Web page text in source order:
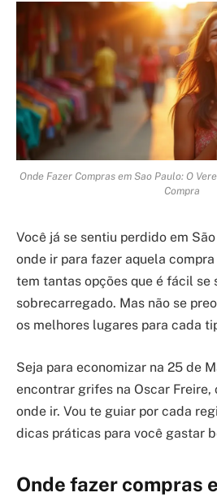
Onde Fazer Compras em Sao Paulo: O
Compra
Você já se sentiu perdido em
onde ir para fazer aquela
tem tantas opções que é fácil se
sobrecarregado. Mas não se
os melhores lugares para cada
Seja para economizar na 25 de
encontrar grifes na Oscar Freire,
onde ir. Vou te guiar por cada
dicas práticas para você gastar
Onde fazer compras